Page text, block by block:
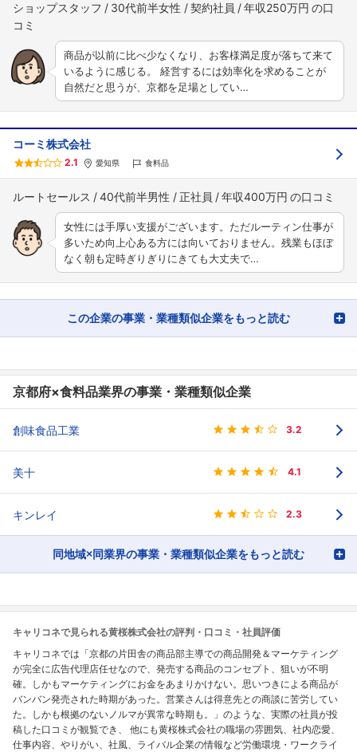
ショップスタッフ 30代前半女性 契約社員 年収250万円
商品が以前に比べ少なくなり、お客様満足度が落ちて来て
いるように感じる。 経営するには効率化を求めることが
自然だと思うが、京都を足場としてい…
コーミ株式会社
2.1 愛知県 食料品
ルートセールス 40代前半男性 正社員 年収400万円
女性には手厚い支援がございます。ただルーティン仕事が
多いため向上心ある方には向いておりません。残業もほぼ
なく朝も定時ぎりぎりにきても大丈夫で…
この企業の事業・業種類似企業をもっと読む
京都府×食料品業界の事業・業種類似企業
創味食品工業 3.2
美十 4.1
キンレイ 2.3
同地域×同業界の事業・業種類似企業をもっと読む
キャリコネで見られる黄桜株式会社の評判・口コミ・社員評価
キャリコネでは「京都の片田舎の商品部主導での商品開発＆マーケティング
が完全に広告代理店任せなので、発売する商品のコンセプト、狙いが不明
確。しかもマーケティングにお金をあまりかけない。思いつきによる商品が
バンバン発売された時期があった。営業さんは得意先との商談に苦労してい
た。しかも根拠のないノルマが異常な時期も。」のような、実際の社員が投
稿した口コミが観覧でき、 他にも黄桜株式会社の職場の雰囲気、社内恋愛、
仕事内容、やりがい、社風、ライバル企業の情報など労働環境・ワークライ